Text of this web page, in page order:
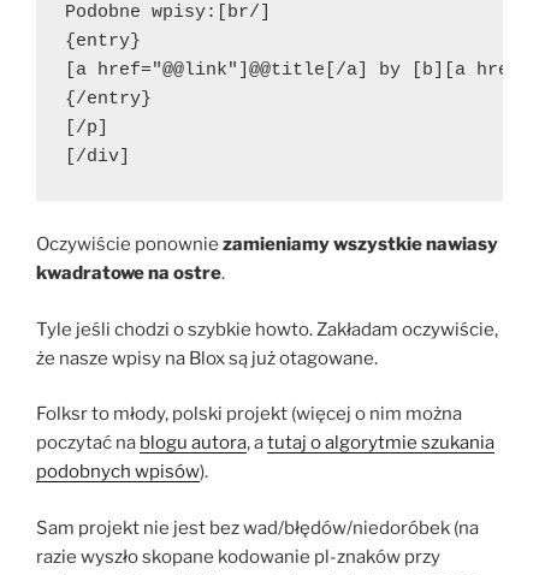
Podobne wpisy:[br/]
{entry}
[a href="@@link"]@@title[/a] by [b][a
{/entry}
[/p]
[/div]
Oczywiście ponownie zamieniamy wszystkie nawiasy
kwadratowe na ostre.
Tyle jeśli chodzi o szybkie howto. Zakładam oczywiście,
że nasze wpisy na Blox są już otagowane.
Folksr to młody, polski projekt (więcej o nim można
poczytać na blogu autora, atutaj o algorytmie szukania
podobnych wpisów).
Sam projekt nie jest bez wad/błędów/niedoróbek (na
razie wyszło skopane kodowanie pl-znaków przy